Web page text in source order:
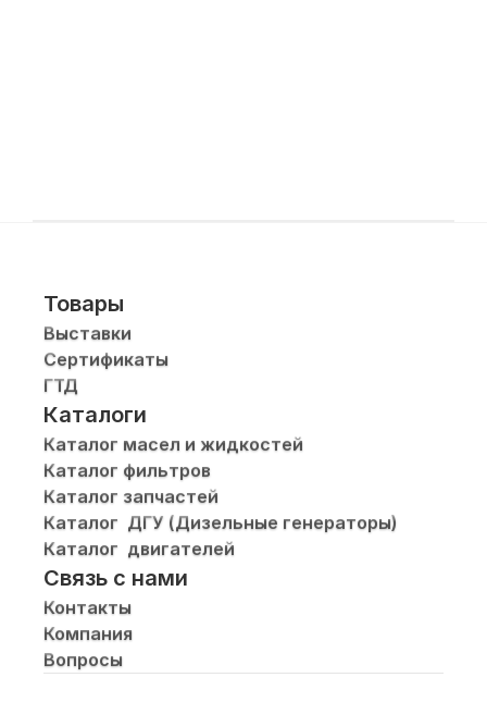
Товары
Выставки
Сертификаты
ГТД
Каталоги
Каталог масел и жидкостей
Каталог фильтров
Каталог запчастей
Каталог  ДГУ (Дизельные генераторы)
Каталог  двигателей
Связь с нами
Контакты
Компания
Вопросы